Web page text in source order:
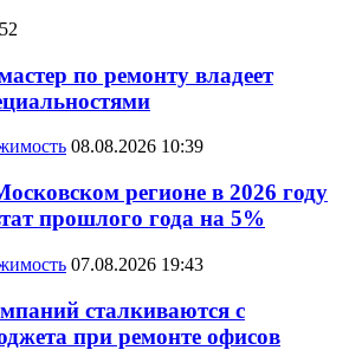
по ремонту владеет
08.08.2026 10:39
регионе в 2026 году
прошлого года на 5%
07.08.2026 19:43
сталкиваются с
при ремонте офисов